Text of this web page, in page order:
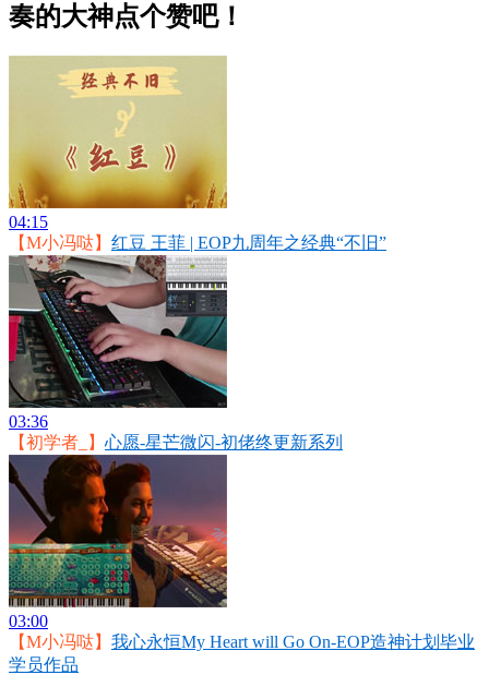
奏的大神点个赞吧！
04:15
【M小冯哒】 红豆 王菲 | EOP九周年之经典“不旧”
03:36
【初学者_】 心愿-星芒微闪-初佬终更新系列
03:00
【M小冯哒】 我心永恒My Heart will Go On-EOP造神计划毕业
学员作品